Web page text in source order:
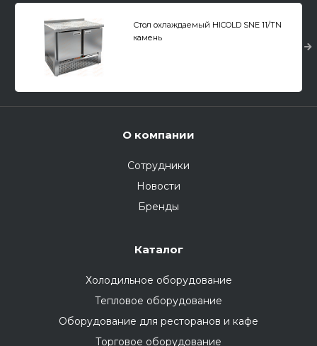
Стол охлаждаемый HICOLD SNE 11/TN
камень
О компании
Сотрудники
Новости
Бренды
Каталог
Холодильное оборудование
Тепловое оборудование
Оборудование для ресторанов и кафе
Торговое оборудование